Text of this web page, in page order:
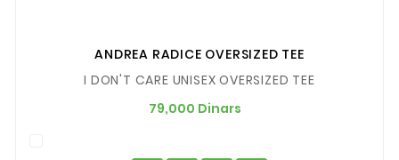
ANDREA RADICE OVERSIZED TEE
I DON'T CARE UNISEX OVERSIZED TEE
79,000 Dinars